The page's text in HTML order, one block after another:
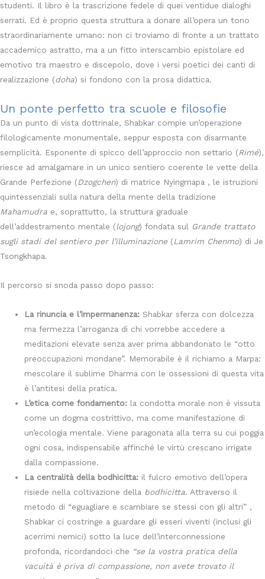
studenti. Il libro è la trascrizione fedele di quei ventidue dialoghi
serrati. Ed è proprio questa struttura a donare all’opera un tono
straordinariamente umano: non ci troviamo di fronte a un trattato
accademico astratto, ma a un fitto interscambio epistolare ed
emotivo tra maestro e discepolo, dove i versi poetici dei canti di
realizzazione (doha) si fondono con la prosa didattica.
Un ponte perfetto tra scuole e filosofie
Da un punto di vista dottrinale, Shabkar compie un’operazione
filologicamente monumentale, seppur esposta con disarmante
semplicità. Esponente di spicco dell’approccio non settario (Rimé),
riesce ad amalgamare in un unico sentiero coerente le vette della
Grande Perfezione (Dzogchen) di matrice Nyingmapa , le istruzioni
quintessenziali sulla natura della mente della tradizione
Mahamudra e, soprattutto, la struttura graduale
dell’addestramento mentale (lojong) fondata sul Grande trattato
sugli stadi del sentiero per l’illuminazione (Lamrim Chenmo) di Je
Tsongkhapa.
Il percorso si snoda passo dopo passo:
La rinuncia e l’impermanenza: Shabkar sferza con dolcezza
ma fermezza l’arroganza di chi vorrebbe accedere a
meditazioni elevate senza aver prima abbandonato le “otto
preoccupazioni mondane”. Memorabile è il richiamo a Marpa:
mescolare il sublime Dharma con le ossessioni di questa vita
è l’antitesi della pratica.
L’etica come fondamento: la condotta morale non è vissuta
come un dogma costrittivo, ma come manifestazione di
un’ecologia mentale. Viene paragonata alla terra su cui poggia
ogni cosa, indispensabile affinché le virtù crescano irrigate
dalla compassione.
La centralità della bodhicitta: il fulcro emotivo dell’opera
risiede nella coltivazione della bodhicitta. Attraverso il
metodo di “eguagliare e scambiare se stessi con gli altri” ,
Shabkar ci costringe a guardare gli esseri viventi (inclusi gli
acerrimi nemici) sotto la luce dell’interconnessione
profonda, ricordandoci che “se la vostra pratica della
vacuità è priva di compassione, non avete trovato il